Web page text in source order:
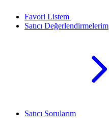
Favori Listem
Satıcı Değerlendirmelerim
Satıcı Sorularım